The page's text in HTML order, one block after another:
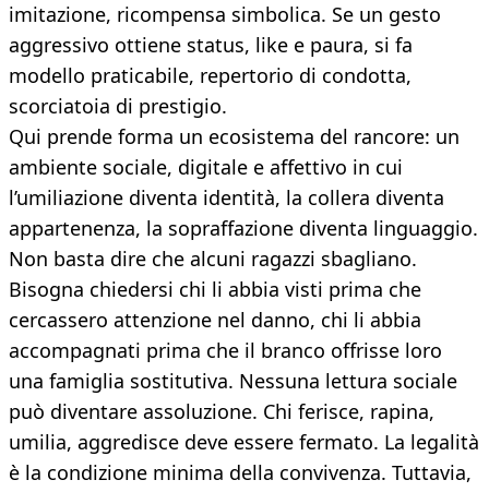
imitazione, ricompensa simbolica. Se un gesto
aggressivo ottiene status, like e paura, si fa
modello praticabile, repertorio di condotta,
scorciatoia di prestigio.
Qui prende forma un ecosistema del rancore: un
ambiente sociale, digitale e affettivo in cui
l’umiliazione diventa identità, la collera diventa
appartenenza, la sopraffazione diventa linguaggio.
Non basta dire che alcuni ragazzi sbagliano.
Bisogna chiedersi chi li abbia visti prima che
cercassero attenzione nel danno, chi li abbia
accompagnati prima che il branco offrisse loro
una famiglia sostitutiva. Nessuna lettura sociale
può diventare assoluzione. Chi ferisce, rapina,
umilia, aggredisce deve essere fermato. La legalità
è la condizione minima della convivenza. Tuttavia,